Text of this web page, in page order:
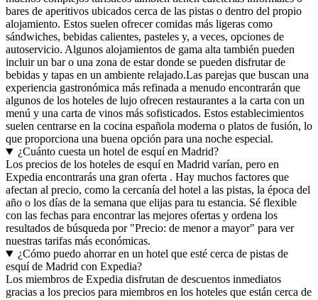
bares de aperitivos ubicados cerca de las pistas o dentro del propio
alojamiento. Estos suelen ofrecer comidas más ligeras como
sándwiches, bebidas calientes, pasteles y, a veces, opciones de
autoservicio. Algunos alojamientos de gama alta también pueden
incluir un bar o una zona de estar donde se pueden disfrutar de
bebidas y tapas en un ambiente relajado.Las parejas que buscan una
experiencia gastronómica más refinada a menudo encontrarán que
algunos de los hoteles de lujo ofrecen restaurantes a la carta con un
menú y una carta de vinos más sofisticados. Estos establecimientos
suelen centrarse en la cocina española moderna o platos de fusión, lo
que proporciona una buena opción para una noche especial.
¿Cuánto cuesta un hotel de esquí en Madrid?
Los precios de los hoteles de esquí en Madrid varían, pero en
Expedia encontrarás una gran oferta . Hay muchos factores que
afectan al precio, como la cercanía del hotel a las pistas, la época del
año o los días de la semana que elijas para tu estancia. Sé flexible
con las fechas para encontrar las mejores ofertas y ordena los
resultados de búsqueda por "Precio: de menor a mayor" para ver
nuestras tarifas más económicas.
¿Cómo puedo ahorrar en un hotel que esté cerca de pistas de
esquí de Madrid con Expedia?
Los miembros de Expedia disfrutan de descuentos inmediatos
gracias a los precios para miembros en los hoteles que están cerca de